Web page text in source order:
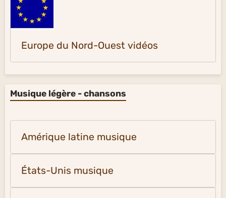
Europe du Nord-Ouest vidéos
Musique légère - chansons
Amérique latine musique
États-Unis musique